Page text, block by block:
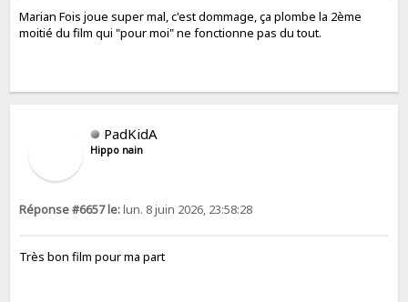
Marian Fois joue super mal, c'est dommage, ça plombe la 2ème
moitié du film qui "pour moi" ne fonctionne pas du tout.
PadKidA
Hippo nain
Réponse #6657 le:lun. 8 juin 2026, 23:58:28
Très bon film pour ma part